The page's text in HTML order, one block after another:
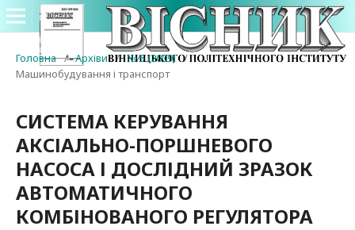
Головна / Архіви / № 5 (2009) /
Машинобудування і транспорт
СИСТЕМА КЕРУВАННЯ
АКСІАЛЬНО-ПОРШНЕВОГО
НАСОСА І ДОСЛІДНИЙ ЗРАЗОК
АВТОМАТИЧНОГО
КОМБІНОВАНОГО РЕГУЛЯТОРА